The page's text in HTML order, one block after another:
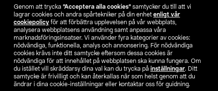
Genom att trycka ”Acceptera alla cookies” samtycker du till att vi
lagrar cookies och andra spårtekniker på din enhet enligt vår
cookiepolicy för att förbättra upplevelsen på vår webbplats,
analysera webbplatsens användning samt anpassa våra
marknadsföringsinsatser. Vi använder fyra kategorier av cookies:
nödvändiga, funktionella, analys och annonsering. För nödvändiga
cookies krävs inte ditt samtycke eftersom dessa cookies är
nödvändiga för att innehållet på webbplatsen ska kunna fungera. Om
du istället vill skräddarsy dina val kan du trycka på inställningar. Ditt
samtycke är frivilligt och kan återkallas när som helst genom att du
ändrar i dina cookie-inställningar eller kontaktar oss för guidning.
Hitta butik
SE NO FI